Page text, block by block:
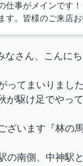
仕事がメインです
す。皆様のご来店お
さん、こんに
ってまいりまし
駆け足でやって
います『林の
の南側、中神駅